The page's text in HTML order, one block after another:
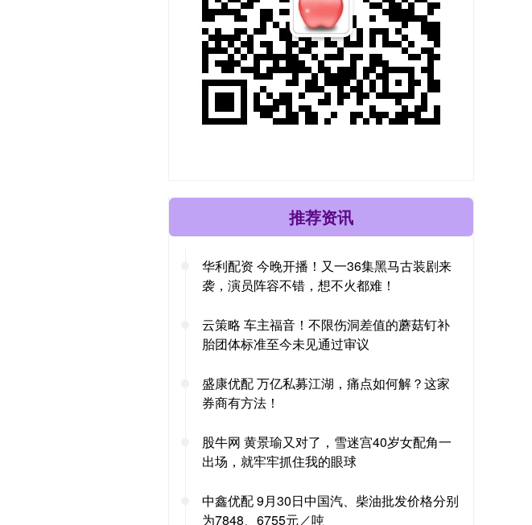
推荐资讯
华利配资 今晚开播！又一36集黑马古装剧来
袭，演员阵容不错，想不火都难！
云策略 车主福音！不限伤洞差值的蘑菇钉补
胎团体标准至今未见通过审议
盛康优配 万亿私募江湖，痛点如何解？这家
券商有方法！
股牛网 黄景瑜又对了，雪迷宫40岁女配角一
出场，就牢牢抓住我的眼球
中鑫优配 9月30日中国汽、柴油批发价格分别
为7848、6755元／吨